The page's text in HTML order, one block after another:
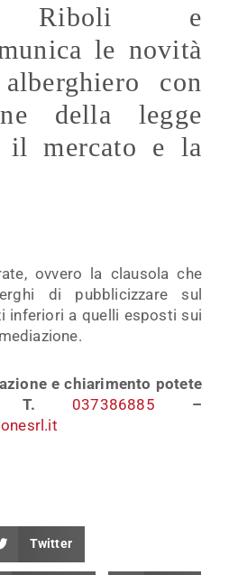
Riboli e
le novità
con
della legge
il mercato e la
ovvero la clausola che
di pubblicizzare sul
inferiori a quelli esposti sui
e chiarimento potete
T. 037386885 –
Twitter